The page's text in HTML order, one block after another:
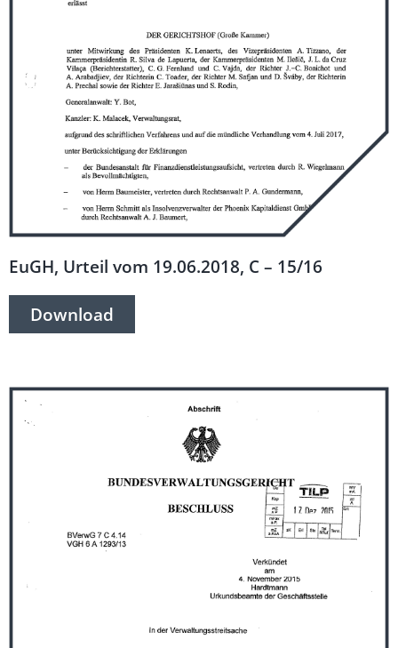
EuGH, Urteil vom 19.06.2018, C – 15/16
Download